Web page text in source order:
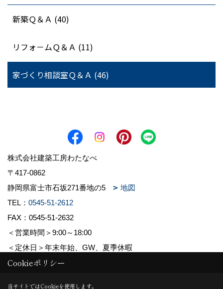
新築Ｑ＆Ａ (40)
リフォ－ムＱ＆Ａ (11)
家づくり相談室Ｑ＆Ａ (46)
株式会社建築工房わたなべ
〒417-0862
静岡県富士市石坂271番地の5
地図
TEL： 0545-51-2612
FAX：0545-51-2632
＜営業時間＞9:00～18:00
＜定休日＞年末年始、GW、夏季休暇
Copyright (c) 株式会社建築工房わたなべ. All Rights Reserved.
Cookieポリシー
当サイトではCookieを使用します。